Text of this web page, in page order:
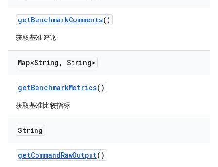
getBenchmarkComments()
获取基准评论
Map<String , String>
getBenchmarkMetrics()
获取基准比较指标
String
getCommandRawOutput()